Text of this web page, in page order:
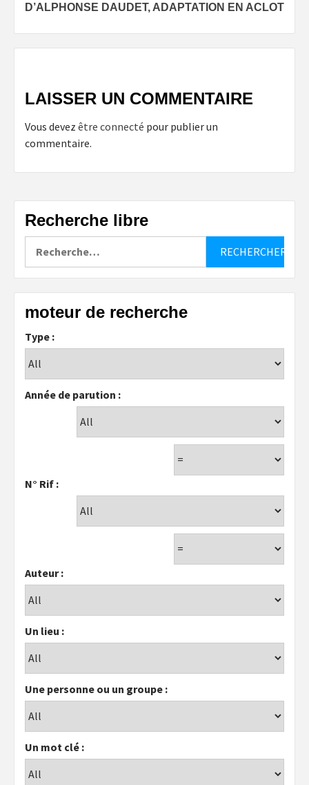
D’ALPHONSE DAUDET, ADAPTATION EN ACLOT
LAISSER UN COMMENTAIRE
Vous devez être connecté pour publier un
commentaire.
Recherche libre
moteur de recherche
Type :
Année de parution :
N° Rif :
Auteur :
Un lieu :
Une personne ou un groupe :
Un mot clé :